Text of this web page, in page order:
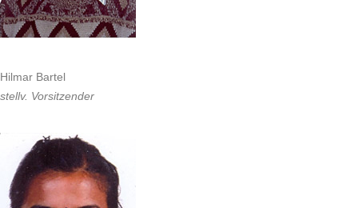
Hilmar Bartel
stellv. Vorsitzender